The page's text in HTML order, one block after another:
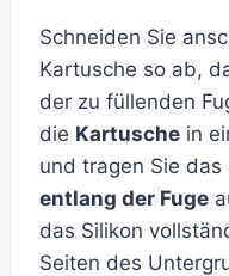
Schneiden Sie
Kartusche so ab,
der zu füllenden
die Kartusche in
und tragen Sie das
entlang der Fuge
das Silikon
Seiten des